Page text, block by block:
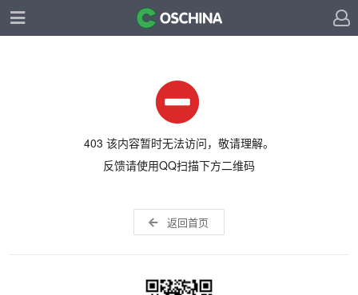
403 该内容暂时无法访问，敬请理解。
反馈请使用QQ扫描下方二维码
返回首页